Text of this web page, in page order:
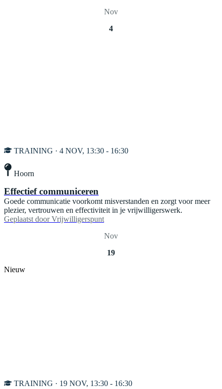
Nov
4
TRAINING · 4 NOV, 13:30 - 16:30
Hoorn
Effectief communiceren
Goede communicatie voorkomt misverstanden en zorgt voor meer
plezier, vertrouwen en effectiviteit in je vrijwilligerswerk.
Geplaatst door Vrijwilligerspunt
Nov
19
Nieuw
TRAINING · 19 NOV, 13:30 - 16:30